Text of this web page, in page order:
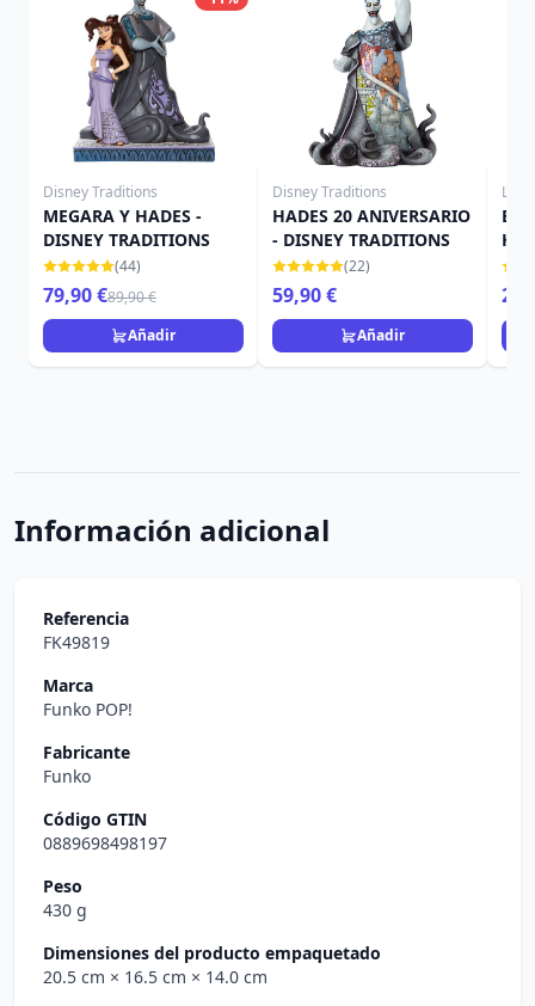
Disney Traditions
MEGARA Y HADES -
DISNEY TRADITIONS
(44)
79,90 €89,90 €
Añadir
Disney Traditions
HADES 20 ANIVERSARIO
- DISNEY TRADITIONS
(22)
59,90 €
Añadir
Información adicional
Referencia
FK49819
Marca
Funko POP!
Fabricante
Funko
Código GTIN
0889698498197
Peso
430 g
Dimensiones del producto empaquetado
20.5 cm × 16.5 cm × 14.0 cm